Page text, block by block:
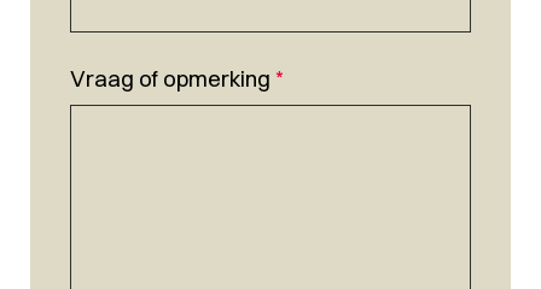
Vraag of opmerking *